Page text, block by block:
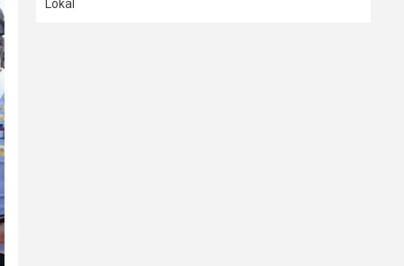
Lokal